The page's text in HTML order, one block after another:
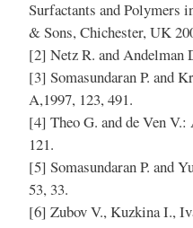
Surfactants and Polymers
& Sons, Chichester, UK
[2] Netz R. and Andelman
[3] Somasundaran P. and
A,1997, 123, 491.
[4] Theo G. and de Ven
121.
[5] Somasundaran P. and
53, 33.
[6] Zubov V., Kuzkina I.,